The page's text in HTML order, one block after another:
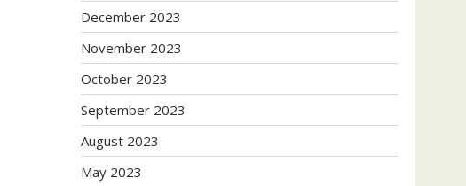
December 2023
November 2023
October 2023
September 2023
August 2023
May 2023